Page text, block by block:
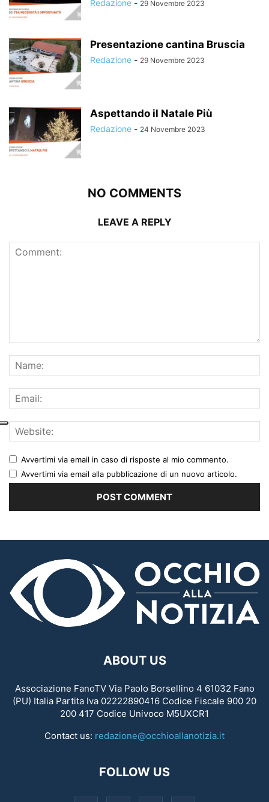
Redazione - 29 Novembre 2023
Presentazione cantina Bruscia
Redazione - 29 Novembre 2023
Aspettando il Natale Più
Redazione - 24 Novembre 2023
NO COMMENTS
LEAVE A REPLY
Avvertimi via email in caso di risposte al mio commento.
Avvertimi via email alla pubblicazione di un nuovo articolo.
ABOUT US
Associazione FanoTV Via Paolo Borsellino 4 61032 Fano
(PU) Italia Partita Iva 02222890416 Codice Fiscale 900 20
200 417 Codice Univoco M5UXCR1
Contact us: redazione@occhioallanotizia.it
FOLLOW US